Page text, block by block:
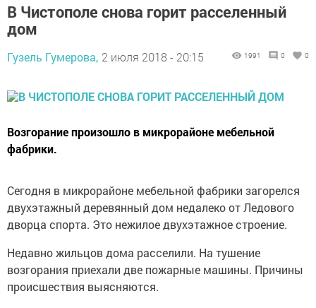
В Чистополе снова горит расселенный
дом
Гузель Гумерова, 2 июля 2018 - 20:15 1991 0 0
Возгорание произошло в микрорайоне мебельной
фабрики.
Сегодня в микрорайоне мебельной фабрики загорелся
двухэтажный деревянный дом недалеко от Ледового
дворца спорта. Это нежилое двухэтажное строение.
Недавно жильцов дома расселили. На тушение
возгорания приехали две пожарные машины. Причины
происшествия выясняются.